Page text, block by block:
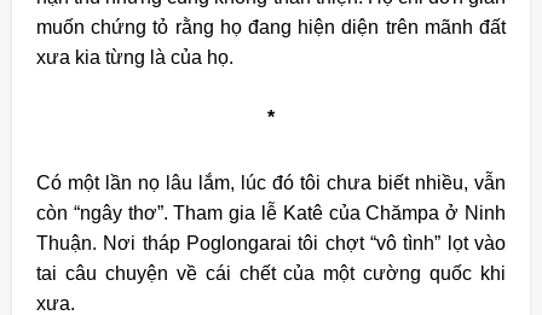
muốn chứng tỏ rằng họ đang hiện diện trên mãnh đất
xưa kia từng là của họ.
*
Có một lần nọ lâu lắm, lúc đó tôi chưa biết nhiều, vẫn
còn “ngây thơ”. Tham gia lễ Katê của Chămpa ở Ninh
Thuận. Nơi tháp Poglongarai tôi chợt “vô tình” lọt vào
tai câu chuyện về cái chết của một cường quốc khi
xưa.